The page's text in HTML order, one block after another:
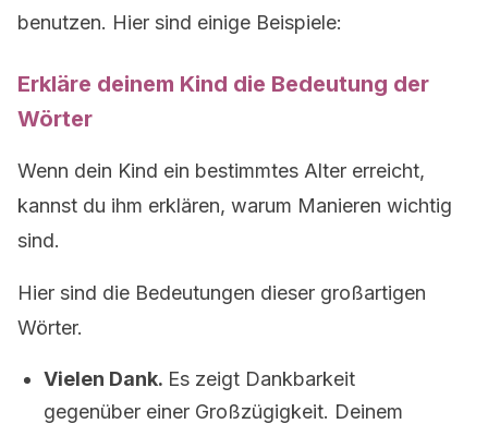
benutzen. Hier sind einige Beispiele:
Erkläre deinem Kind die Bedeutung der
Wörter
Wenn dein Kind ein bestimmtes Alter erreicht,
kannst du ihm erklären, warum Manieren wichtig
sind.
Hier sind die Bedeutungen dieser großartigen
Wörter.
Vielen Dank. Es zeigt Dankbarkeit
gegenüber einer Großzügigkeit. Deinem